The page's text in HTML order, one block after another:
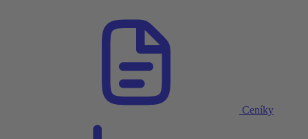
Ceníky